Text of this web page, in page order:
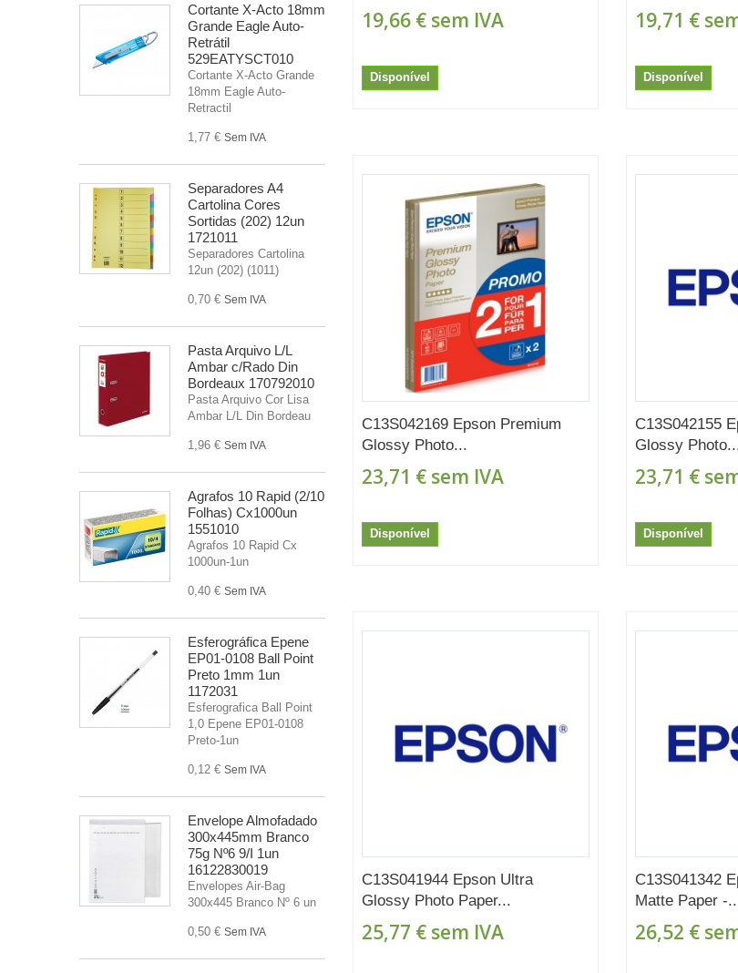
Cortante X-Acto 18mm
Grande Eagle Auto-
Retrátil
529EATYSCT010
Cortante X-Acto Grande
18mm Eagle Auto-
Retractil
1,77 € Sem IVA
Separadores A4
Cartolina Cores
Sortidas (202) 12un
1721011
Separadores Cartolina
12un (202) (1011)
0,70 € Sem IVA
Pasta Arquivo L/L
Ambar c/Rado Din
Bordeaux 170792010
Pasta Arquivo Cor Lisa
Ambar L/L Din Bordeau
1,96 € Sem IVA
Agrafos 10 Rapid (2/10
Folhas) Cx1000un
1551010
Agrafos 10 Rapid Cx
1000un-1un
0,40 € Sem IVA
Esferográfica Epene
EP01-0108 Ball Point
Preto 1mm 1un
1172031
Esferografica Ball Point
1,0 Epene EP01-0108
Preto-1un
0,12 € Sem IVA
Envelope Almofadado
300x445mm Branco
75g Nº6 9/I 1un
16122830019
Envelopes Air-Bag
300x445 Branco Nº 6 un
0,50 € Sem IVA
19,66 € sem IVA
Disponível
19,71 €
Disponível
C13S042169 Epson Premium
Glossy Photo...
23,71 € sem IVA
Disponível
C13S042155
Glossy
23,71 €
Disponível
C13S041944 Epson Ultra
Glossy Photo Paper...
25,77 € sem IVA
C13S041342
Matte Paper -
26,52 €